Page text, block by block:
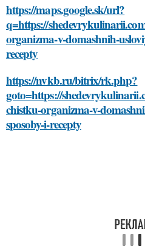
https://maps.google.sk/url?
q=https://
organizma-v-domashnih-
recepty
https://nvkb.ru/bitrix/rk.php?
goto=https://
chistku-organizma-v-
sposoby-i-recepty